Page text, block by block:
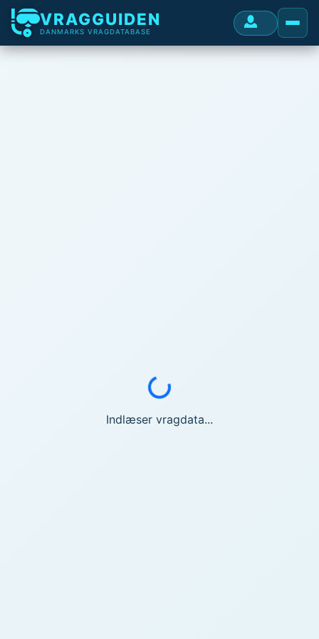
VRAGGUIDEN
DANMARKS VRAGDATABASE
Indlæser...
Indlæser vragdata...